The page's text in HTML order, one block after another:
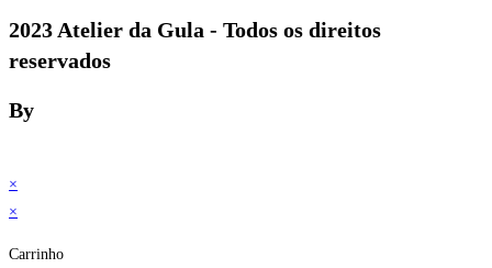
2023 Atelier da Gula - Todos os direitos
reservados
By
×
×
Carrinho